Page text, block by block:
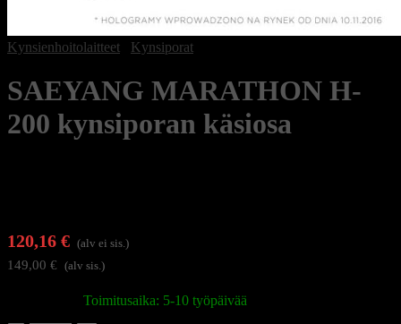
Kynsienhoitolaitteet Kynsiporat
SAEYANG MARATHON H-
200 kynsiporan käsiosa
120,16 € (alv ei sis.)
149,00 € (alv sis.)
Toimitusaika: 5-10 työpäivää